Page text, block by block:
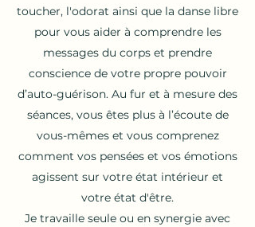
toucher, l'odorat ainsi que la danse libre
pour vous aider à comprendre les
messages du corps et prendre
conscience de votre propre pouvoir
d’auto-guérison. Au fur et à mesure des
séances, vous êtes plus à l’écoute de
vous-mêmes et vous comprenez
comment vos pensées et vos émotions
agissent sur votre état intérieur et
votre état d'être.
Je travaille seule ou en synergie avec